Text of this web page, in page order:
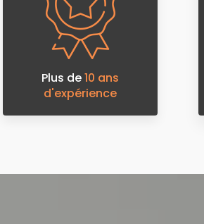
Plus de10 ans
d'expérience